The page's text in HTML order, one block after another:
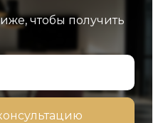
чтобы получить